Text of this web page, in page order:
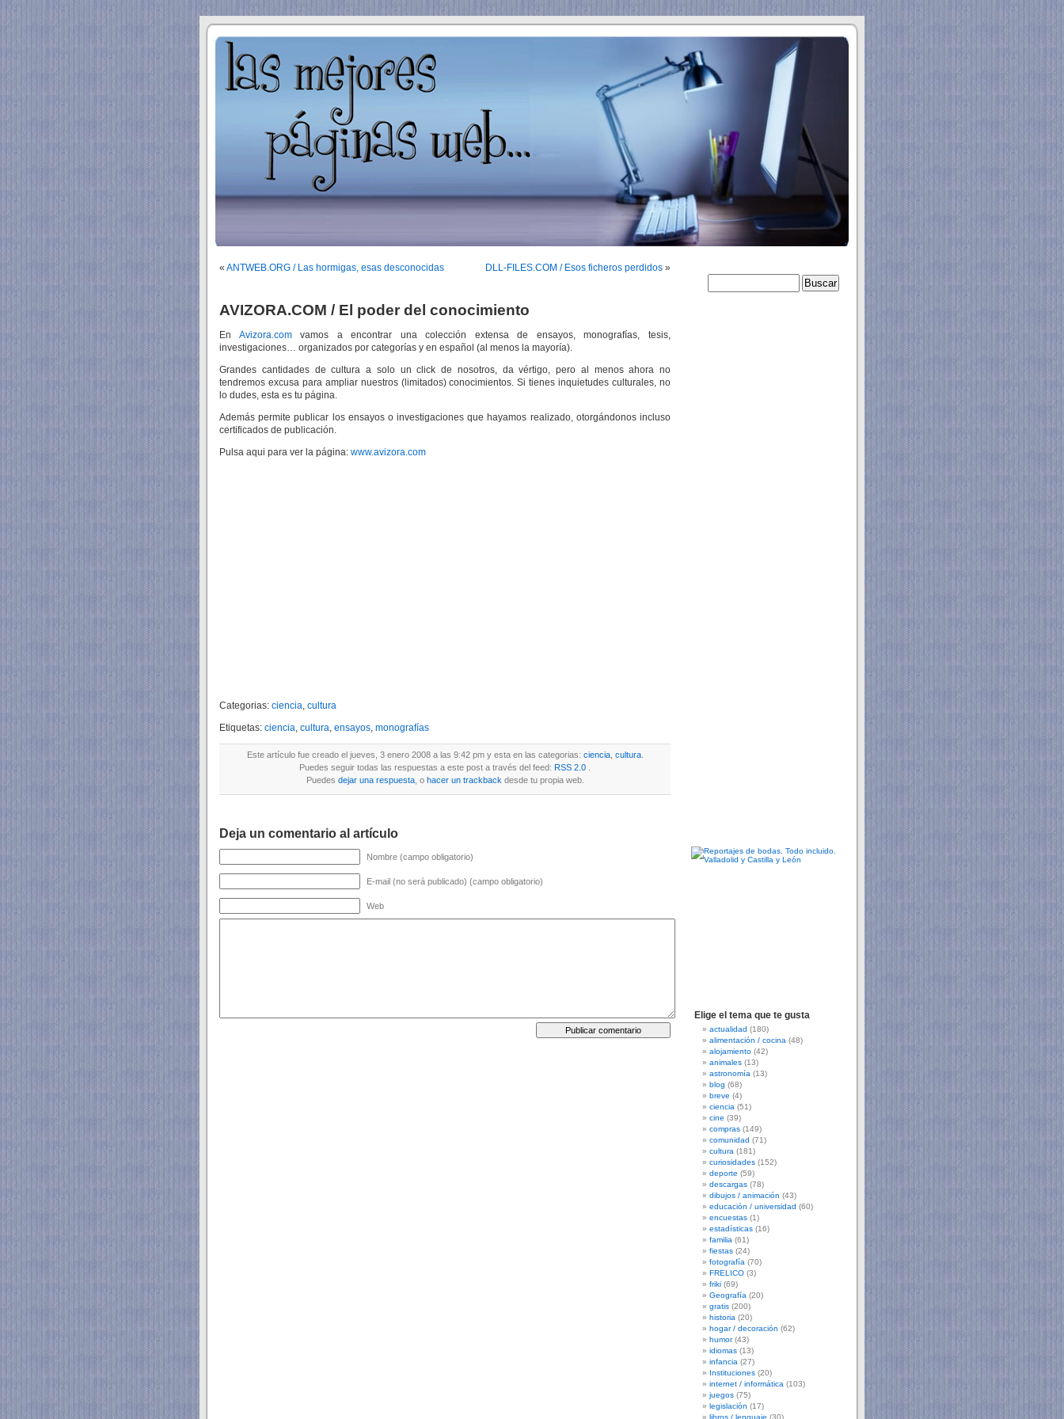
« ANTWEB.ORG / Las hormigas, esas desconocidas DLL-FILES.COM / Esos ficheros perdidos »
AVIZORA.COM / El poder del conocimiento
En Avizora.comvamos a encontrar una colección extensa de ensayos, monografías, tesis,
investigaciones… organizados por categorías y en español (al menos la mayoría).
Grandes cantidades de cultura a solo un click de nosotros, da vértigo, pero al menos ahora no
tendremos excusa para ampliar nuestros (limitados) conocimientos. Si tienes inquietudes culturales, no
lo dudes, esta es tu página.
Además permite publicar los ensayos o investigaciones que hayamos realizado, otorgándonos incluso
certificados de publicación.
Pulsa aqui para ver la página: www.avizora.com
Categorias: ciencia, cultura
Etiquetas: ciencia, cultura, ensayos, monografías
Este artículo fue creado el jueves, 3 enero 2008 a las 9:42 pm y esta en las categorias: ciencia, cultura.
Puedes seguir todas las respuestas a este post a través del feed: RSS 2.0
Puedes dejar una respuesta, o hacer un trackback desde tu propia web.
Deja un comentario al artículo
Nombre (campo obligatorio)
E-mail (no será publicado) (campo obligatorio)
Web
Elige el tema que te gusta
actualidad (180)
alimentación / cocina (48)
alojamiento (42)
animales (13)
astronomía (13)
blog (68)
breve (4)
ciencia (51)
cine (39)
compras (149)
comunidad (71)
cultura (181)
curiosidades (152)
deporte (59)
descargas (78)
dibujos / animación (43)
educación / universidad (60)
encuestas (1)
estadísticas (16)
familia (61)
fiestas (24)
fotografía (70)
FRELICO (3)
friki (69)
Geografía (20)
gratis (200)
historia (20)
hogar / decoración (62)
humor(43)
idiomas (13)
infancia (27)
Instituciones (20)
internet / informática (103)
juegos (75)
legislación (17)
libros / lenguaje (30)